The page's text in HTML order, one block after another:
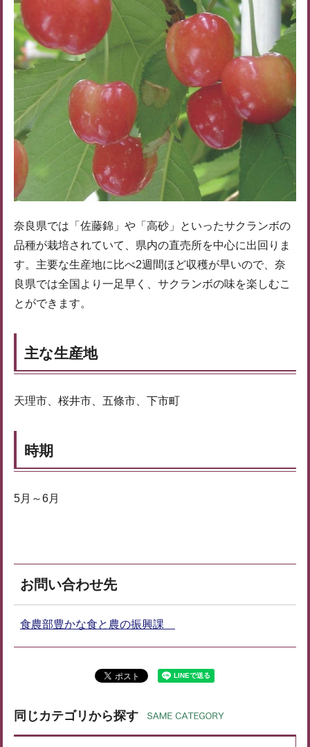
奈良県では「佐藤錦」や「高砂」といったサクランボの
品種が栽培されていて、県内の直売所を中心に出回りま
す。主要な生産地に比べ2週間ほど収穫が早いので、奈
良県では全国より一足早く、サクランボの味を楽しむこ
とができます。
主な生産地
天理市、桜井市、五條市、下市町
時期
5月～6月
お問い合わせ先
食農部豊かな食と農の振興課
同じカテゴリから探す